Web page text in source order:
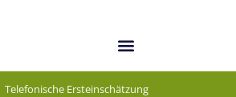
Telefonische Ersteinschätzung